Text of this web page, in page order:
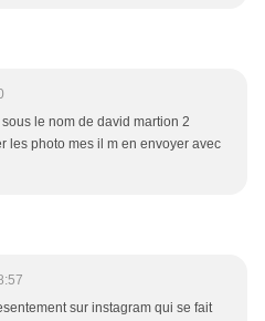
le nom de david martion 2
les photo mes il m en envoyer avec
sur instagram qui se fait